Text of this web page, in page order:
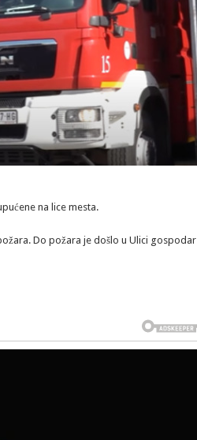
na lice mesta.
Do požara je došlo u Ulici gospodar